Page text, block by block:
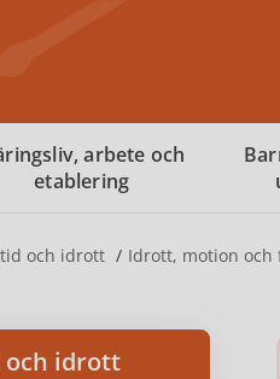
arbete och
etablering
och idrott Idrott, motion
idrott